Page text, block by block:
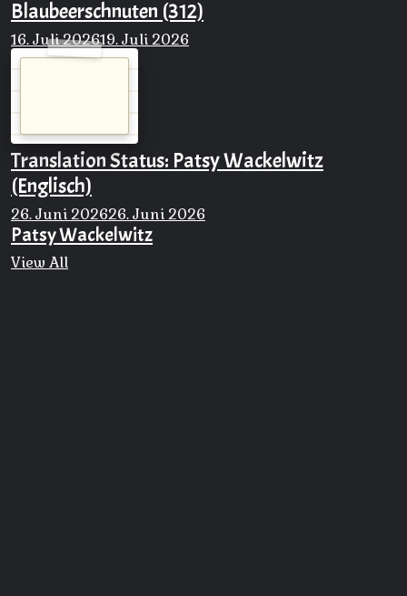
Blaubeerschnuten (312)
16. Juli 202619. Juli 2026
Translation Status: Patsy Wackelwitz
(Englisch)
26. Juni 202626. Juni 2026
Patsy Wackelwitz
View All